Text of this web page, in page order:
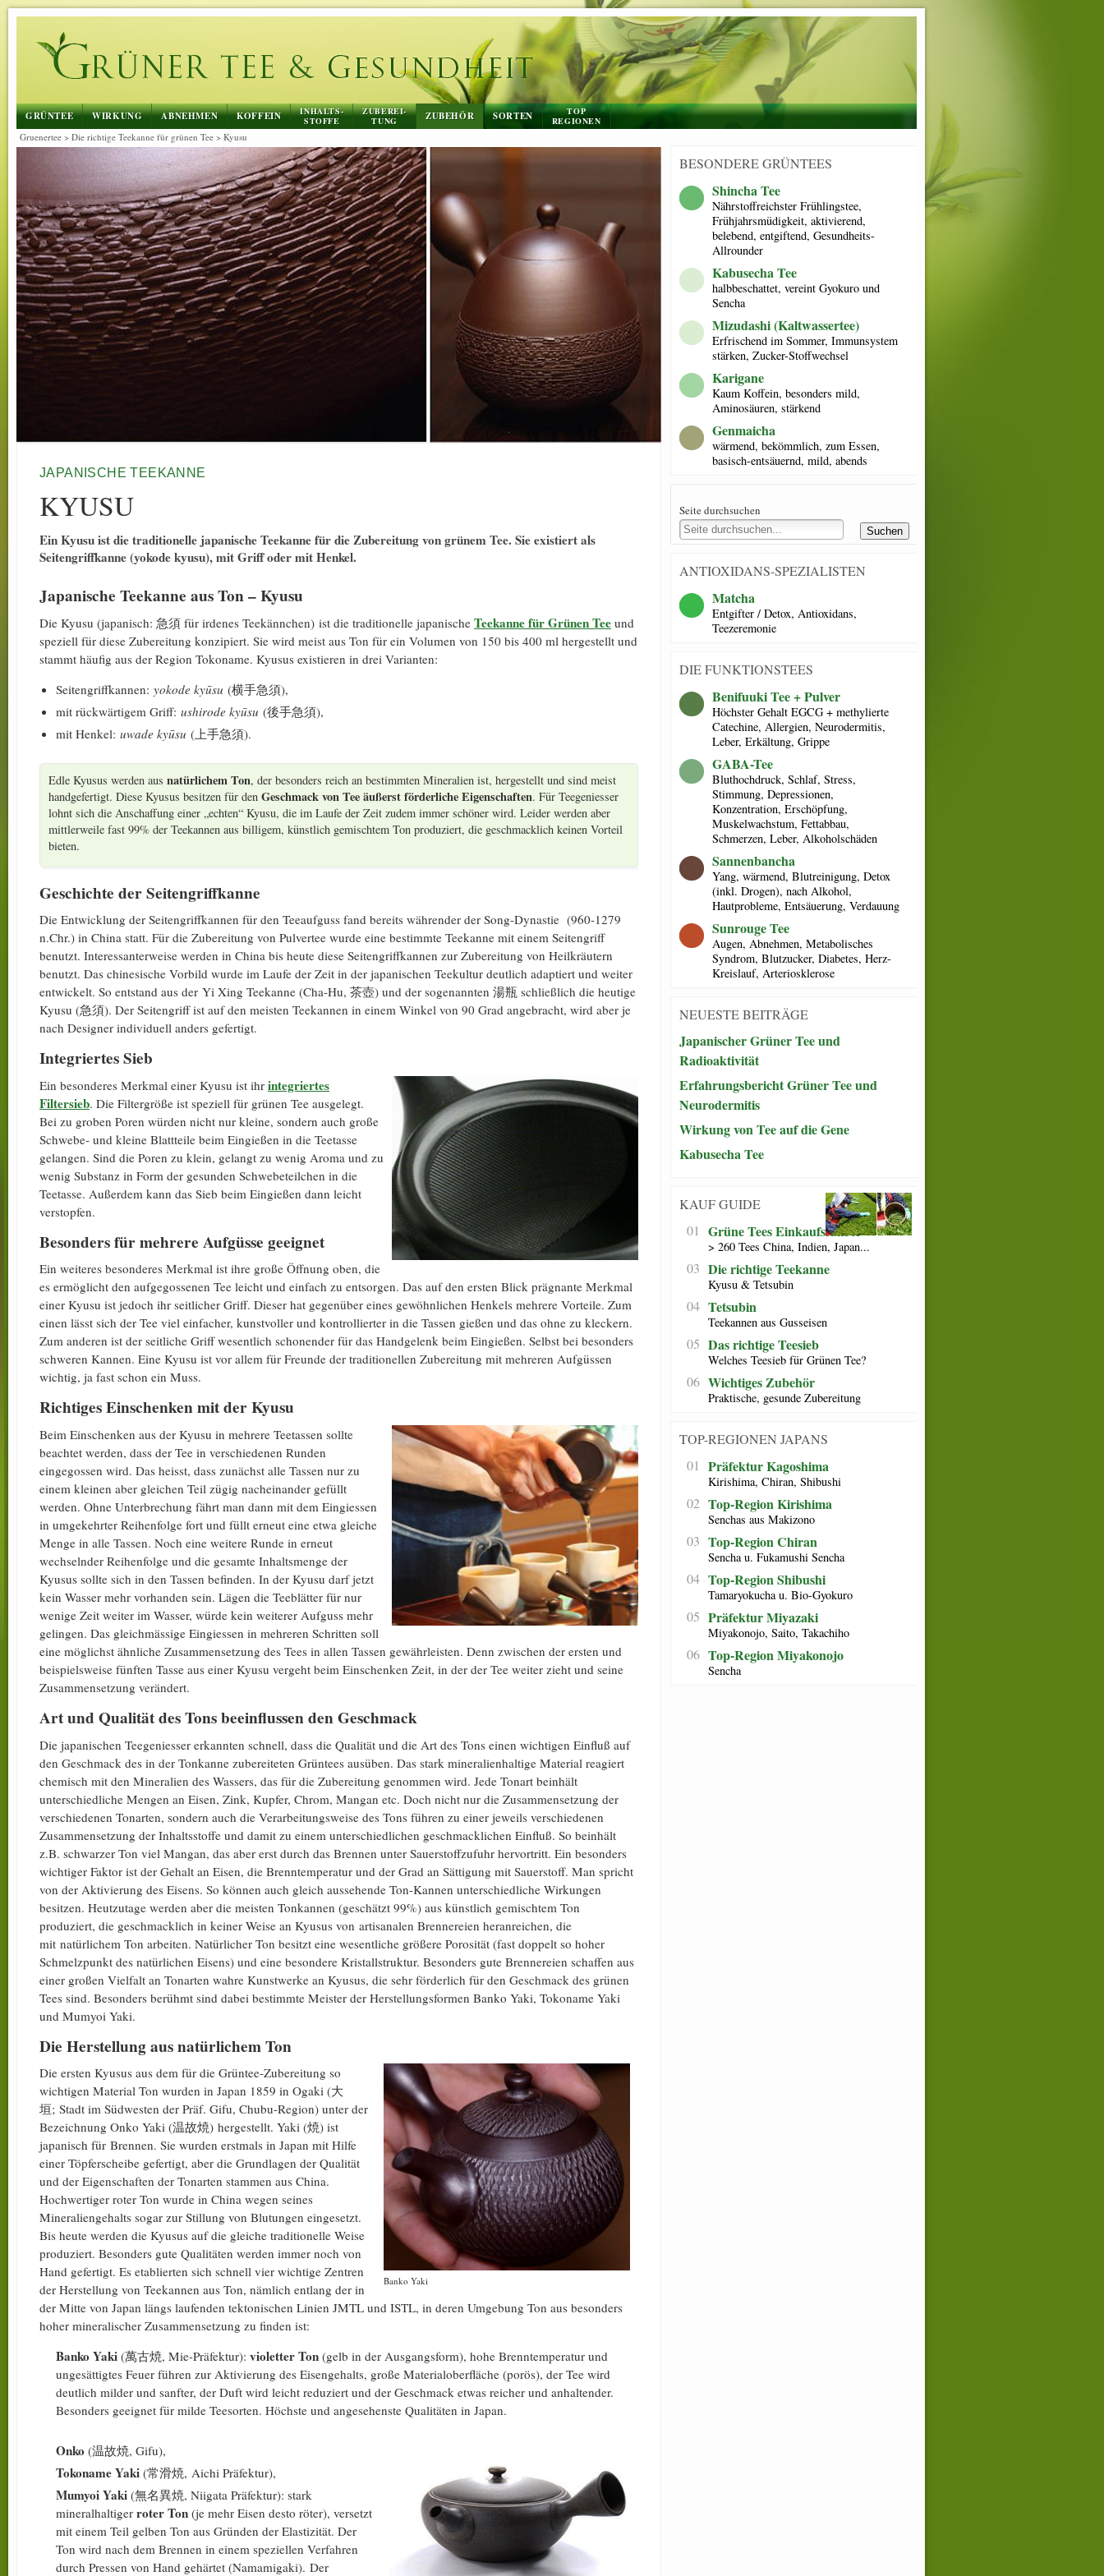
GRÜNTEE WIRKUNG ABNEHMEN KOFFEIN
INHALTS-
STOFFE
ZUBEREI-
TUNG
ZUBEHÖR SORTEN
TOP
REGIONEN
Gruenertee > Die richtige Teekanne für grünen Tee > Kyusu
JAPANISCHE TEEKANNE
KYUSU
Ein Kyusu ist die traditionelle japanische Teekanne für die Zubereitung von grünem Tee. Sie existiert als
Seitengriffkanne (yokode kyusu), mit Griff oder mit Henkel.
Japanische Teekanne aus Ton – Kyusu
Die Kyusu (japanisch: 急須 für irdenes Teekännchen) ist die traditionelle japanische Teekanne für Grünen Tee und
speziell für diese Zubereitung konzipiert. Sie wird meist aus Ton für ein Volumen von 150 bis 400 ml hergestellt und
stammt häufig aus der Region Tokoname. Kyusus existieren in drei Varianten:
Seitengriffkannen: yokode kyūsu (横手急須),
mit rückwärtigem Griff: ushirode kyūsu (後手急須),
mit Henkel: uwade kyūsu (上手急須).
Edle Kyusus werden aus natürlichem Ton, der besonders reich an bestimmten Mineralien ist, hergestellt und sind meist
handgefertigt. Diese Kyusus besitzen für den Geschmack von Tee äußerst förderliche Eigenschaften. Für Teegeniesser
lohnt sich die Anschaffung einer „echten“ Kyusu, die im Laufe der Zeit zudem immer schöner wird. Leider werden aber
mittlerweile fast 99% der Teekannen aus billigem, künstlich gemischtem Ton produziert, die geschmacklich keinen Vorteil
bieten.
Geschichte der Seitengriffkanne
Die Entwicklung der Seitengriffkannen für den Teeaufguss fand bereits währender der Song-Dynastie (960-1279
n.Chr.) in China statt. Für die Zubereitung von Pulvertee wurde eine bestimmte Teekanne mit einem Seitengriff
benutzt. Interessanterweise werden in China bis heute diese Seitengriffkannen zur Zubereitung von Heilkräutern
benutzt. Das chinesische Vorbild wurde im Laufe der Zeit in der japanischen Teekultur deutlich adaptiert und weiter
entwickelt. So entstand aus der Yi Xing Teekanne (Cha-Hu, 茶壺) und der sogenannten 湯瓶 schließlich die heutige
Kyusu (急須). Der Seitengriff ist auf den meisten Teekannen in einem Winkel von 90 Grad angebracht, wird aber je
nach Designer individuell anders gefertigt.
Integriertes Sieb
Ein besonderes Merkmal einer Kyusu ist ihr integriertes
Filtersieb. Die Filtergröße ist speziell für grünen Tee ausgelegt.
Bei zu groben Poren würden nicht nur kleine, sondern auch große
Schwebe- und kleine Blattteile beim Eingießen in die Teetasse
gelangen. Sind die Poren zu klein, gelangt zu wenig Aroma und zu
wenig Substanz in Form der gesunden Schwebeteilchen in die
Teetasse. Außerdem kann das Sieb beim Eingießen dann leicht
verstopfen.
Besonders für mehrere Aufgüsse geeignet
Ein weiteres besonderes Merkmal ist ihre große Öffnung oben, die
es ermöglicht den aufgegossenen Tee leicht und einfach zu entsorgen. Das auf den ersten Blick prägnante Merkmal
einer Kyusu ist jedoch ihr seitlicher Griff. Dieser hat gegenüber eines gewöhnlichen Henkels mehrere Vorteile. Zum
einen lässt sich der Tee viel einfacher, kunstvoller und kontrollierter in die Tassen gießen und das ohne zu kleckern.
Zum anderen ist der seitliche Griff wesentlich schonender für das Handgelenk beim Eingießen. Selbst bei besonders
schweren Kannen. Eine Kyusu ist vor allem für Freunde der traditionellen Zubereitung mit mehreren Aufgüssen
wichtig, ja fast schon ein Muss.
Richtiges Einschenken mit der Kyusu
Beim Einschenken aus der Kyusu in mehrere Teetassen sollte
beachtet werden, dass der Tee in verschiedenen Runden
eingegossen wird. Das heisst, dass zunächst alle Tassen nur zu
einem kleinen aber gleichen Teil zügig nacheinander gefüllt
werden. Ohne Unterbrechung fährt man dann mit dem Eingiessen
in umgekehrter Reihenfolge fort und füllt erneut eine etwa gleiche
Menge in alle Tassen. Noch eine weitere Runde in erneut
wechselnder Reihenfolge und die gesamte Inhaltsmenge der
Kyusus sollte sich in den Tassen befinden. In der Kyusu darf jetzt
kein Wasser mehr vorhanden sein. Lägen die Teeblätter für nur
wenige Zeit weiter im Wasser, würde kein weiterer Aufguss mehr
gelingen. Das gleichmässige Eingiessen in mehreren Schritten soll
eine möglichst ähnliche Zusammensetzung des Tees in allen Tassen gewährleisten. Denn zwischen der ersten und
beispielsweise fünften Tasse aus einer Kyusu vergeht beim Einschenken Zeit, in der der Tee weiter zieht und seine
Zusammensetzung verändert.
Art und Qualität des Tons beeinflussen den Geschmack
Die japanischen Teegeniesser erkannten schnell, dass die Qualität und die Art des Tons einen wichtigen Einfluß auf
den Geschmack des in der Tonkanne zubereiteten Grüntees ausüben. Das stark mineralienhaltige Material reagiert
chemisch mit den Mineralien des Wassers, das für die Zubereitung genommen wird. Jede Tonart beinhält
unterschiedliche Mengen an Eisen, Zink, Kupfer, Chrom, Mangan etc. Doch nicht nur die Zusammensetzung der
verschiedenen Tonarten, sondern auch die Verarbeitungsweise des Tons führen zu einer jeweils verschiedenen
Zusammensetzung der Inhaltsstoffe und damit zu einem unterschiedlichen geschmacklichen Einfluß. So beinhält
z.B. schwarzer Ton viel Mangan, das aber erst durch das Brennen unter Sauerstoffzufuhr hervortritt. Ein besonders
wichtiger Faktor ist der Gehalt an Eisen, die Brenntemperatur und der Grad an Sättigung mit Sauerstoff. Man spricht
von der Aktivierung des Eisens. So können auch gleich aussehende Ton-Kannen unterschiedliche Wirkungen
besitzen. Heutzutage werden aber die meisten Tonkannen (geschätzt 99%) aus künstlich gemischtem Ton
produziert, die geschmacklich in keiner Weise an Kyusus von artisanalen Brennereien heranreichen, die
mit natürlichem Ton arbeiten. Natürlicher Ton besitzt eine wesentliche größere Porosität (fast doppelt so hoher
Schmelzpunkt des natürlichen Eisens) und eine besondere Kristallstruktur. Besonders gute Brennereien schaffen aus
einer großen Vielfalt an Tonarten wahre Kunstwerke an Kyusus, die sehr förderlich für den Geschmack des grünen
Tees sind. Besonders berühmt sind dabei bestimmte Meister der Herstellungsformen Banko Yaki, Tokoname Yaki
und Mumyoi Yaki.
Die Herstellung aus natürlichem Ton
Banko Yaki
Die ersten Kyusus aus dem für die Grüntee-Zubereitung so
wichtigen Material Ton wurden in Japan 1859 in Ogaki (大
垣; Stadt im Südwesten der Präf. Gifu, Chubu-Region) unter der
Bezeichnung Onko Yaki (温故焼) hergestellt. Yaki (焼) ist
japanisch für Brennen. Sie wurden erstmals in Japan mit Hilfe
einer Töpferscheibe gefertigt, aber die Grundlagen der Qualität
und der Eigenschaften der Tonarten stammen aus China.
Hochwertiger roter Ton wurde in China wegen seines
Mineraliengehalts sogar zur Stillung von Blutungen eingesetzt.
Bis heute werden die Kyusus auf die gleiche traditionelle Weise
produziert. Besonders gute Qualitäten werden immer noch von
Hand gefertigt. Es etablierten sich schnell vier wichtige Zentren
der Herstellung von Teekannen aus Ton, nämlich entlang der in
der Mitte von Japan längs laufenden tektonischen Linien JMTL und ISTL, in deren Umgebung Ton aus besonders
hoher mineralischer Zusammensetzung zu finden ist:
Banko Yaki (萬古焼, Mie-Präfektur): violetter Ton (gelb in der Ausgangsform), hohe Brenntemperatur und
ungesättigtes Feuer führen zur Aktivierung des Eisengehalts, große Materialoberfläche (porös), der Tee wird
deutlich milder und sanfter, der Duft wird leicht reduziert und der Geschmack etwas reicher und anhaltender.
Besonders geeignet für milde Teesorten. Höchste und angesehenste Qualitäten in Japan.
Onko (温故焼, Gifu),
Tokoname Yaki (常滑焼, Aichi Präfektur),
Mumyoi Yaki (無名異焼, Niigata Präfektur): stark
mineralhaltiger roter Ton (je mehr Eisen desto röter), versetzt
mit einem Teil gelben Ton aus Gründen der Elastizität. Der
Ton wird nach dem Brennen in einem speziellen Verfahren
durch Pressen von Hand gehärtet (Namamigaki). Der
BESONDERE GRÜNTEES
Shincha Tee
Nährstoffreichster Frühlingstee,
Frühjahrsmüdigkeit, aktivierend,
belebend, entgiftend, Gesundheits-
Allrounder
Kabusecha Tee
halbbeschattet, vereint Gyokuro und
Sencha
Mizudashi (Kaltwassertee)
Erfrischend im Sommer, Immunsystem
stärken, Zucker-Stoffwechsel
Karigane
Kaum Koffein, besonders mild,
Aminosäuren, stärkend
Genmaicha
wärmend, bekömmlich, zum Essen,
basisch-entsäuernd, mild, abends
Seite durchsuchen
ANTIOXIDANS-SPEZIALISTEN
Matcha
Entgifter / Detox, Antioxidans,
Teezeremonie
DIE FUNKTIONSTEES
Benifuuki Tee + Pulver
Höchster Gehalt EGCG + methylierte
Catechine, Allergien, Neurodermitis,
Leber, Erkältung, Grippe
GABA-Tee
Bluthochdruck, Schlaf, Stress,
Stimmung, Depressionen,
Konzentration, Erschöpfung,
Muskelwachstum, Fettabbau,
Schmerzen, Leber, Alkoholschäden
Sannenbancha
Yang, wärmend, Blutreinigung, Detox
(inkl. Drogen), nach Alkohol,
Hautprobleme, Entsäuerung, Verdauung
Sunrouge Tee
Augen, Abnehmen, Metabolisches
Syndrom, Blutzucker, Diabetes, Herz-
Kreislauf, Arteriosklerose
NEUESTE BEITRÄGE
Japanischer Grüner Tee und
Radioaktivität
Erfahrungsbericht Grüner Tee und
Neurodermitis
Wirkung von Tee auf die Gene
Kabusecha Tee
KAUF GUIDE
01
Grüne Tees Einkaufsführer
> 260 Tees China, Indien, Japan...
03 Die richtige Teekanne
Kyusu & Tetsubin
04 Tetsubin
Teekannen aus Gusseisen
05 Das richtige Teesieb
Welches Teesieb für Grünen Tee?
06 Wichtiges Zubehör
Praktische, gesunde Zubereitung
TOP-REGIONEN JAPANS
01
Präfektur Kagoshima
Kirishima, Chiran, Shibushi
02 Top-Region Kirishima
Senchas aus Makizono
03 Top-Region Chiran
Sencha u. Fukamushi Sencha
04 Top-Region Shibushi
Tamaryokucha u. Bio-Gyokuro
05 Präfektur Miyazaki
Miyakonojo, Saito, Takachiho
06 Top-Region Miyakonojo
Sencha